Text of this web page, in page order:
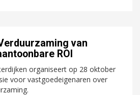
van
ROI
organiseert op 28 oktober
voor vastgoedeigenaren over